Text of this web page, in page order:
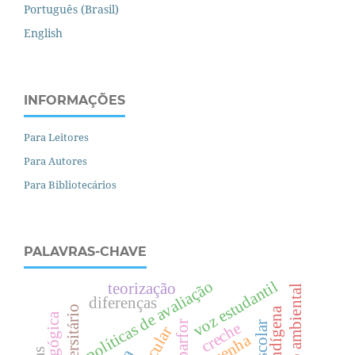
Português (Brasil)
English
INFORMAÇÕES
Para Leitores
Para Autores
Para Bibliotecários
PALAVRAS-CHAVE
políticas de avaliação
parforvoz estudantil
creche
teorização
diferenças